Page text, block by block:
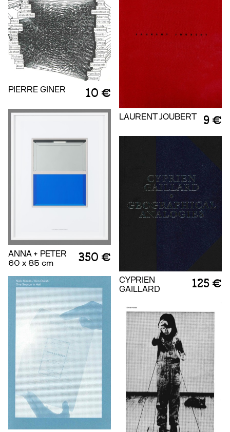
PIERRE GINER 10 €
LAURENT JOUBERT 9 €
ANNA + PETER
60 x 85 cm
350 €
CYPRIEN
GAILLARD
125 €